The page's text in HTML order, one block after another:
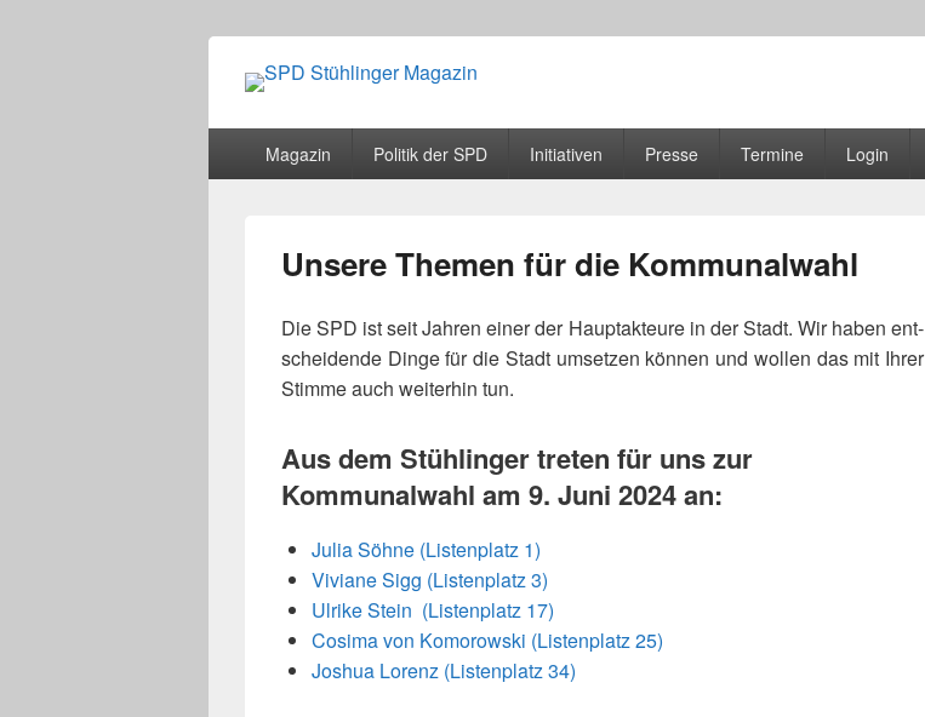
SPD Stühlinger Magazin
Magazin Politik der SPD Initiativen Presse Termine Login
Unsere Themen für die Kommunalwahl
Die SPD ist seit Jahren einer der Hauptakteure in der Stadt. Wir haben ent­
schei­dende Dinge für die Stadt umset­zen kön­nen und wol­len das mit Ihrer
Stimme auch wei­ter­hin tun.
Aus dem Stühlinger treten für uns zur
Kommunalwahl am 9. Juni 2024 an:
Julia Söhne (Listenplatz 1)
Viviane Sigg (Listenplatz 3)
Ulrike Stein (Listenplatz 17)
Cosima von Komorowski (Listenplatz 25)
Joshua Lorenz (Listenplatz 34)